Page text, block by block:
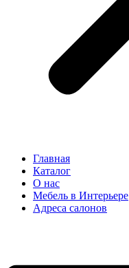
Главная
Каталог
О нас
Мебель в Интерьере
Адреса салонов